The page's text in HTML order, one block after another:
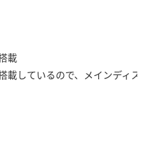
載
載しているので、メインディス